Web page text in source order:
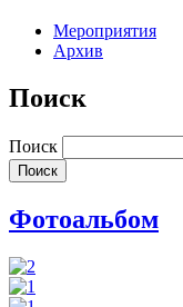
Мероприятия
Архив
Поиск
Поиск
Фотоальбом